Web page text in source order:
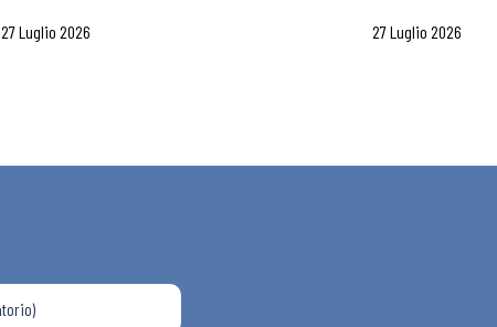
27 Luglio 2026 27 Luglio 2026